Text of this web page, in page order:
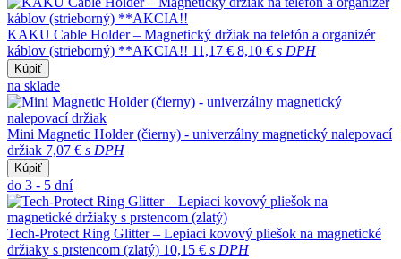
KAKU Cable Holder – Magnetický držiak na telefón a organizér
káblov (strieborný) **AKCIA!! 11,17 € 8,10 € s DPH
Kúpiť
na sklade
Mini Magnetic Holder (čierny) - univerzálny magnetický nalepovací
držiak 7,07 € s DPH
Kúpiť
do 3 - 5 dní
Tech-Protect Ring Glitter – Lepiaci kovový pliešok na magnetické
držiaky s prstencom (zlatý) 10,15 € s DPH